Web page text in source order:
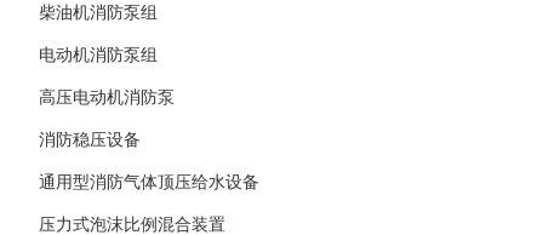
柴油机消防泵组
电动机消防泵组
高压电动机消防泵
消防稳压设备
通用型消防气体顶压给水设备
压力式泡沫比例混合装置